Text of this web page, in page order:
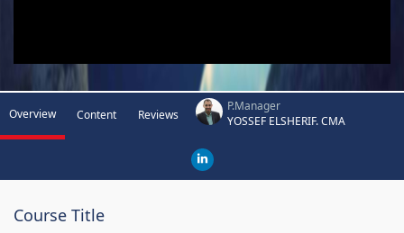
Overview Content Reviews
P.Manager
YOSSEF ELSHERIF. CMA
Course Title